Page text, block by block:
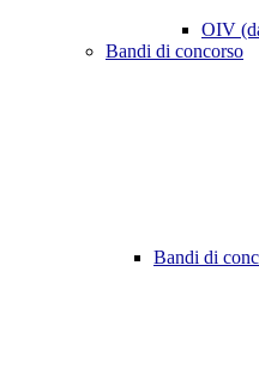
OIV
Bandi di concorso
Bandi di